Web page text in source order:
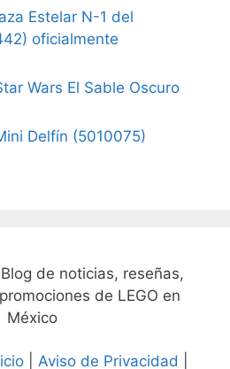
Estelar N-1 del
oficialmente
Wars El Sable Oscuro
Delfín (5010075)
de noticias, reseñas,
de LEGO en
México
Aviso de Privacidad